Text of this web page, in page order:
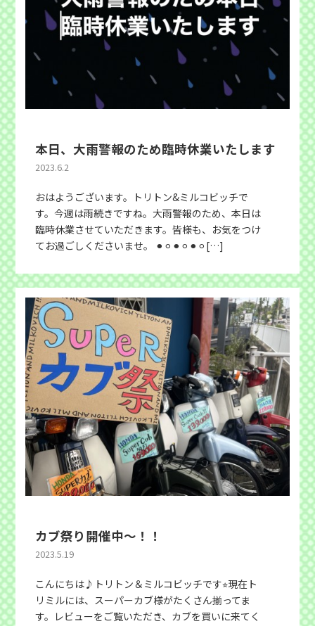
本日、大雨警報のため臨時休業いたします
2023.6.2
おはようございます。トリトン&ミルコビッチで
す。今週は雨続きですね。大雨警報のため、本日は
臨時休業させていただきます。皆様も、お気をつけ
てお過ごしくださいませ。 ⚫︎⚪︎⚫︎⚪︎⚫︎⚪︎[…]
カブ祭り開催中〜！！
2023.5.19
こんにちは♪トリトン＆ミルコビッチです⭐︎現在ト
リミルには、スーパーカブ様がたくさん揃ってま
す。レビューをご覧いただき、カブを買いに来てく